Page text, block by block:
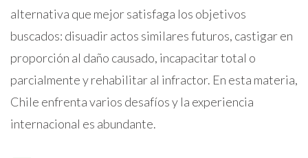
alternativa que mejor satisfaga los objetivos
buscados: disuadir actos similares futuros, castigar en
proporción al daño causado, incapacitar total o
parcialmente y rehabilitar al infractor. En esta materia,
Chile enfrenta varios desafíos y la experiencia
internacional es abundante.